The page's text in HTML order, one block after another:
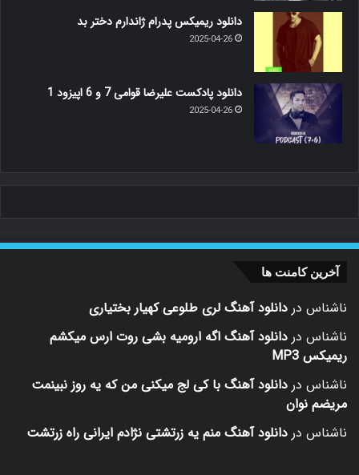
دانلود ریمیکس پدرام ژاندارم دختر بد
2025-04-26
دانلود پادکست علیرضا قوامی 7 و 6 اپیزود 1
2025-04-26
آخرین کامنت ها
ناشناس در دانلود آهنگ لری طلوعی کهیار بختیاری
ناشناس در دانلود آهنگ اگه ارومیه بشی روت ارس میکشم
ریمیکس MP3
ناشناس در دانلود آهنگ با کی لج میکنی من که یه روز نبینمت
مریضم نوان
ناشناس در دانلود آهنگ منم یه زرتشتی نژادم ایرانی راه زرتشت